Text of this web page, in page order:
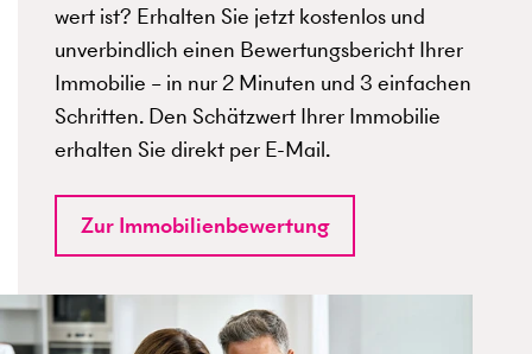
wert ist? Erhalten Sie jetzt kostenlos und
unverbindlich einen Bewertungsbericht Ihrer
Immobilie – in nur 2 Minuten und 3 einfachen
Schritten. Den Schätzwert Ihrer Immobilie
erhalten Sie direkt per E-Mail.
Zur Immobilienbewertung